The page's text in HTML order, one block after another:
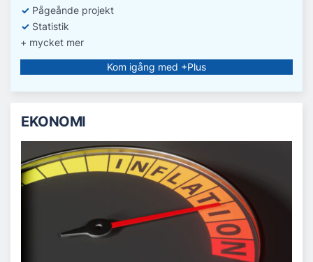
✓ Pågeånde projekt
✓ Statistik
+ mycket mer
Kom igång med +Plus
EKONOMI